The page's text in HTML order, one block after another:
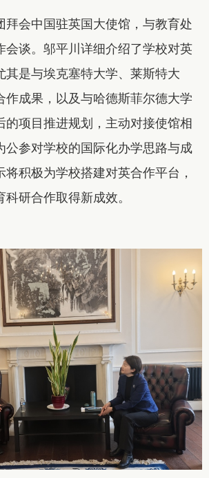
拜会中国驻英国大使馆，与教育处
会谈。邬平川详细介绍了学校对英
其是与埃克塞特大学、莱斯特大
作成果，以及与哈德斯菲尔德大学
的项目推进规划，主动对接使馆相
公参对学校的国际化办学思路与成
积极为学校搭建对英合作平台，
研合作取得新成效。